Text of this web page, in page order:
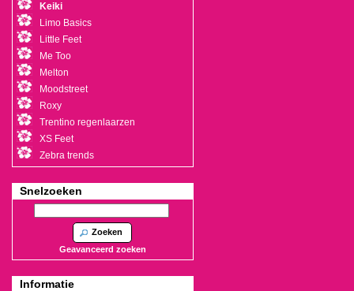
Keiki
Limo Basics
Little Feet
Me Too
Melton
Moodstreet
Roxy
Trentino regenlaarzen
XS Feet
Zebra trends
Snelzoeken
Zoeken
Geavanceerd zoeken
Informatie